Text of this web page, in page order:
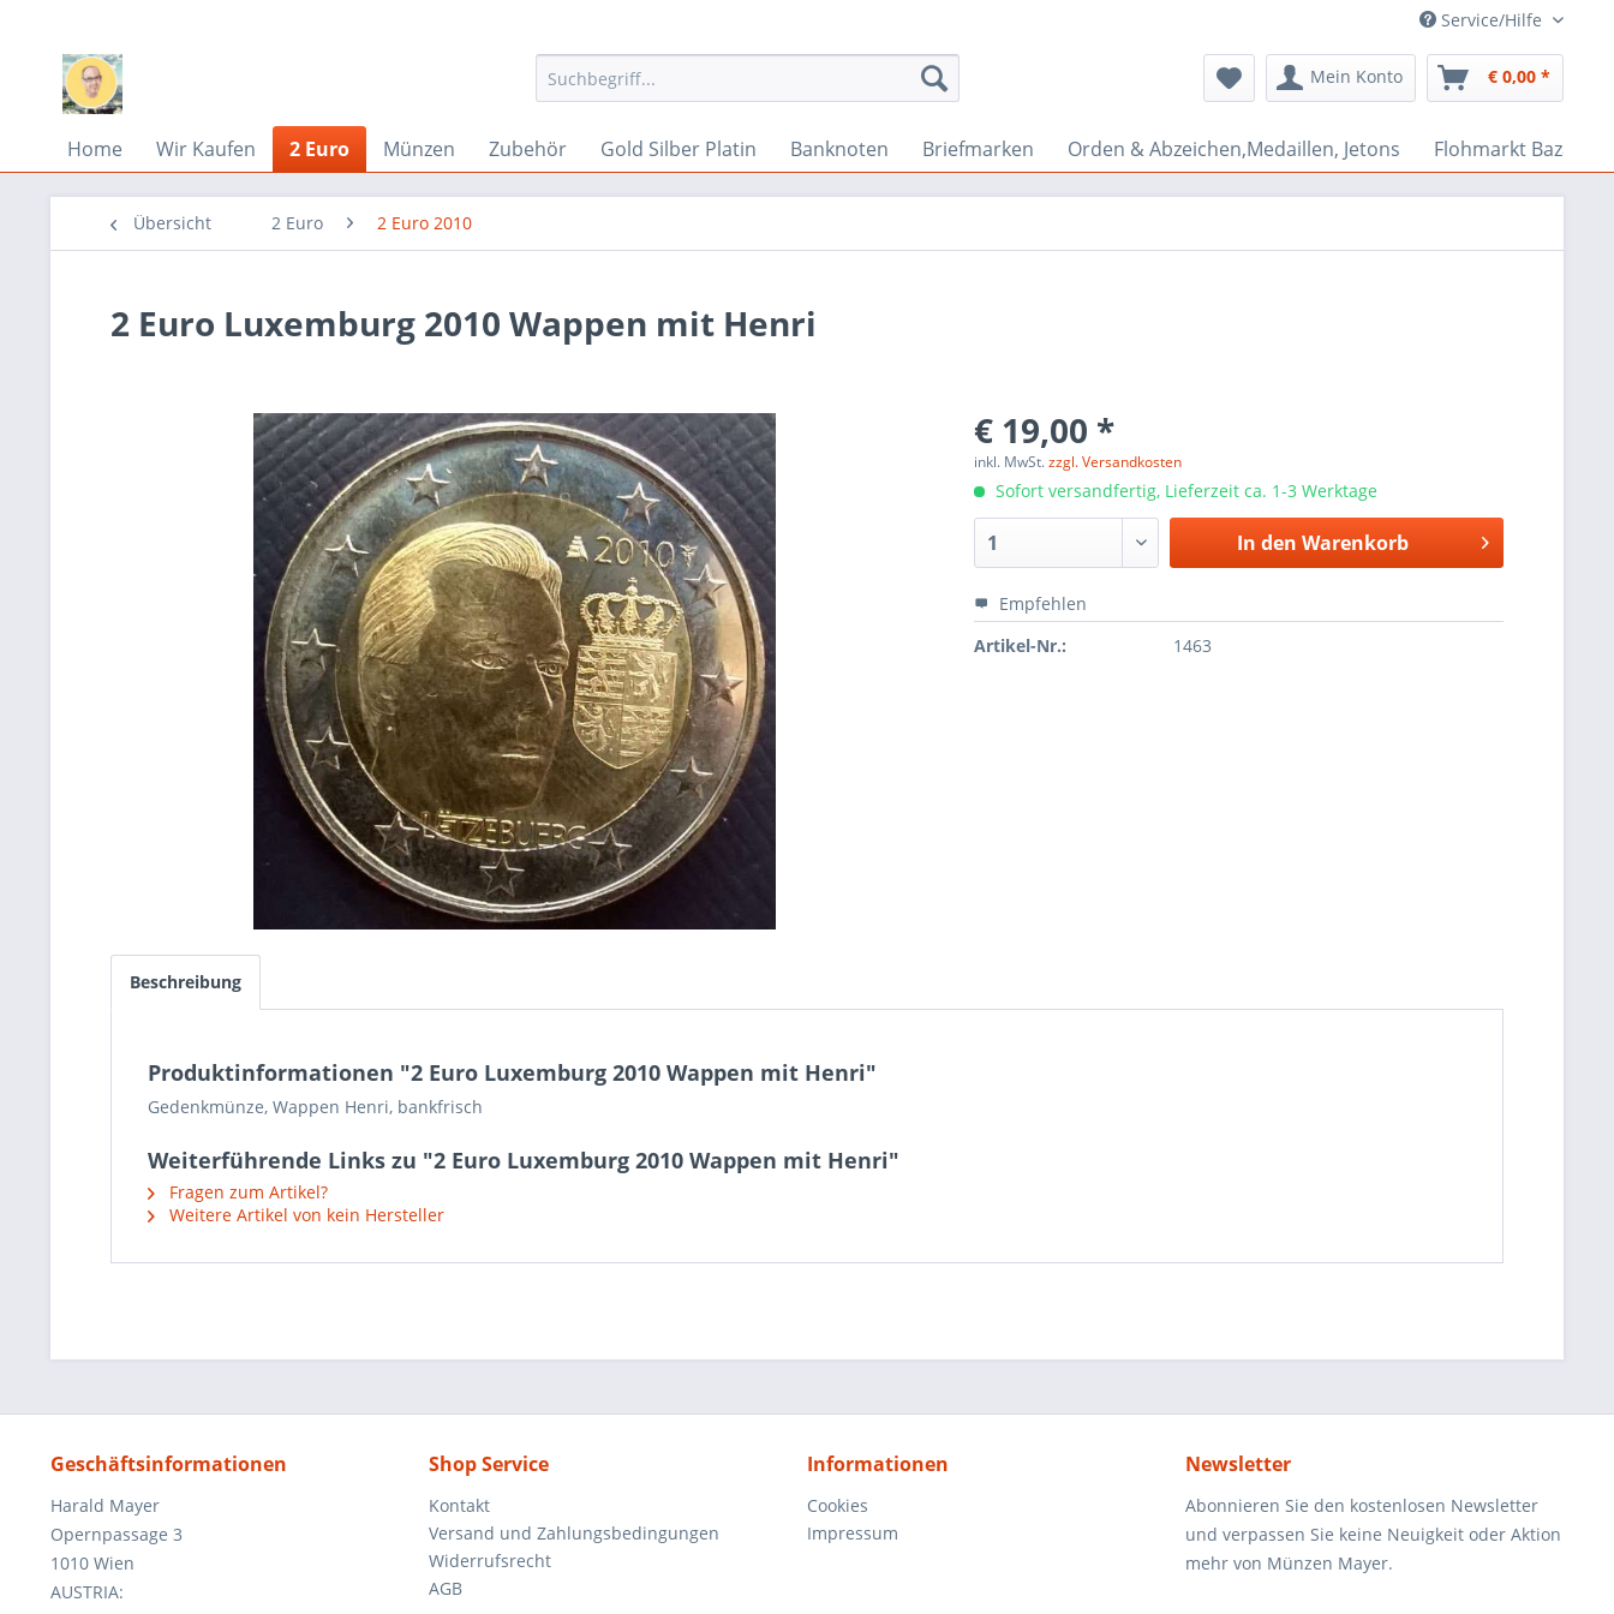
Service/Hilfe
Mein Konto € 0,00 *
Home Wir Kaufen 2 Euro Münzen Zubehör Gold Silber Platin Banknoten Briefmarken Orden & Abzeichen,Medaillen, Jetons Flohmarkt Bazar
Übersicht 2 Euro 2 Euro 2010
2 Euro Luxemburg 2010 Wappen mit Henri
€ 19,00 *
inkl. MwSt.zzgl. Versandkosten
Sofort versandfertig, Lieferzeit ca. 1-3 Werktage
In den Warenkorb
Empfehlen
Artikel-Nr.:
1463
Beschreibung
Produktinformationen "2 Euro Luxemburg 2010 Wappen mit Henri"
Gedenkmünze, Wappen Henri, bankfrisch
Weiterführende Links zu "2 Euro Luxemburg 2010 Wappen mit Henri"
Fragen zum Artikel?
Weitere Artikel von kein Hersteller
Geschäftsinformationen
Harald Mayer
Opernpassage 3
1010 Wien
AUSTRIA:
Shop Service
Kontakt
Versand und Zahlungsbedingungen
Widerrufsrecht
AGB
Informationen
Cookies
Impressum
Newsletter
Abonnieren Sie den kostenlosen Newsletter
und verpassen Sie keine Neuigkeit oder Aktion
mehr von Münzen Mayer.